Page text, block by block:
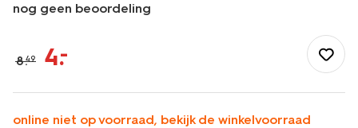
nog geen beoordeling
slapen/wonen/kunstplanten/kunstplant-
%E2%8C%8010x10cm-
bloemetjes-
41326001.html
8.49 4.–
online niet op voorraad, bekijk de winkelvoorraad